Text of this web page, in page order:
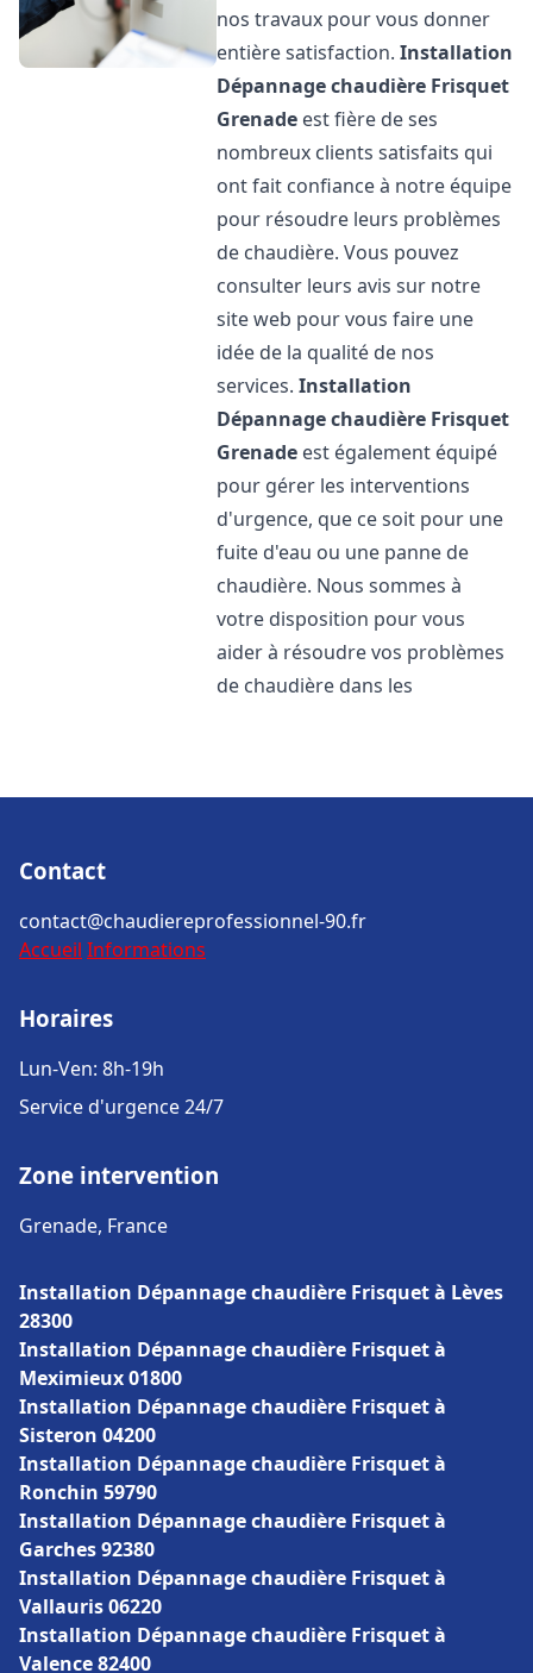
nos travaux pour vous donner
entière satisfaction.Installation
Dépannage chaudière Frisquet
Grenade est fière de ses
nombreux clients satisfaits qui
ont fait confiance à notre équipe
pour résoudre leurs problèmes
de chaudière. Vous pouvez
consulter leurs avis sur notre
site web pour vous faire une
idée de la qualité de nos
services.Installation
Dépannage chaudière Frisquet
Grenade est également équipé
pour gérer les interventions
d'urgence, que ce soit pour une
fuite d'eau ou une panne de
chaudière. Nous sommes à
votre disposition pour vous
aider à résoudre vos problèmes
de chaudière dans les
Contact
contact@chaudiereprofessionnel-90.fr
Accueil Informations
Horaires
Lun-Ven: 8h-19h
Service d'urgence 24/7
Zone intervention
Grenade, France
Installation Dépannage chaudière Frisquet à Lèves
28300
Installation Dépannage chaudière Frisquet à
Meximieux 01800
Installation Dépannage chaudière Frisquet à
Sisteron 04200
Installation Dépannage chaudière Frisquet à
Ronchin 59790
Installation Dépannage chaudière Frisquet à
Garches 92380
Installation Dépannage chaudière Frisquet à
Vallauris 06220
Installation Dépannage chaudière Frisquet à
Valence 82400